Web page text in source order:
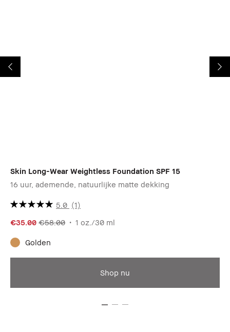
Skin Long-Wear Weightless Foundation SPF 15
16 uur, ademende, natuurlijke matte dekking
5.0 (1)
€35.00 €58.00 1 oz./30 ml
Golden
Shop nu